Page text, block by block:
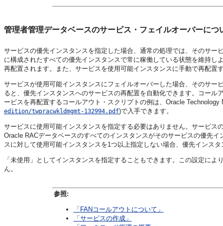
管理者管理データベースのサービス・フェイルオーバーにつ
サービスの優先インスタンスを指定した場合、通常の処理では、そのサ
に構成されたすべての優先インスタンスで常に稼働している状態を維持
再配置されます。また、サービスを使用可能インスタンスに手動で再配置
サービスが使用可能インスタンスにフェイルオーバーした場合、そのサ
ると、優先インスタンスへのサービスの再配置を自動化できます。コール
ービスを再配置するコールアウト・スクリプトの例は、Oracle Technology
edition/twpracwkldmgmt-132994.pdf)で入手できます。
サービスに使用可能インスタンスを指定する必要はありません。サービ
Oracle RACデータベースのすべてのインスタンスがそのサービスの優先
スに対して使用可能インスタンスを1つ以上指定しない場合、優先インス
「未使用」としてインスタンスを指定することもできます。この設定に
ん。
参照:
「FANコールアウトについて」
「サービスの作成」